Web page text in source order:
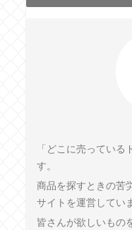
「どこに売ってい
す。
商品を探すときの苦
サイトを運営してい
皆さんが欲しいもの